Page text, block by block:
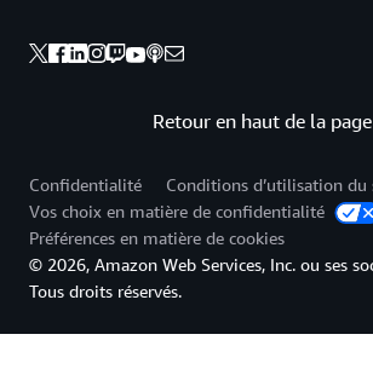
Retour en haut de la page
Confidentialité
Conditions d’utilisation du
Vos choix en matière de confidentialité
Préférences en matière de cookies
© 2026, Amazon Web Services, Inc. ou ses
Tous droits réservés.